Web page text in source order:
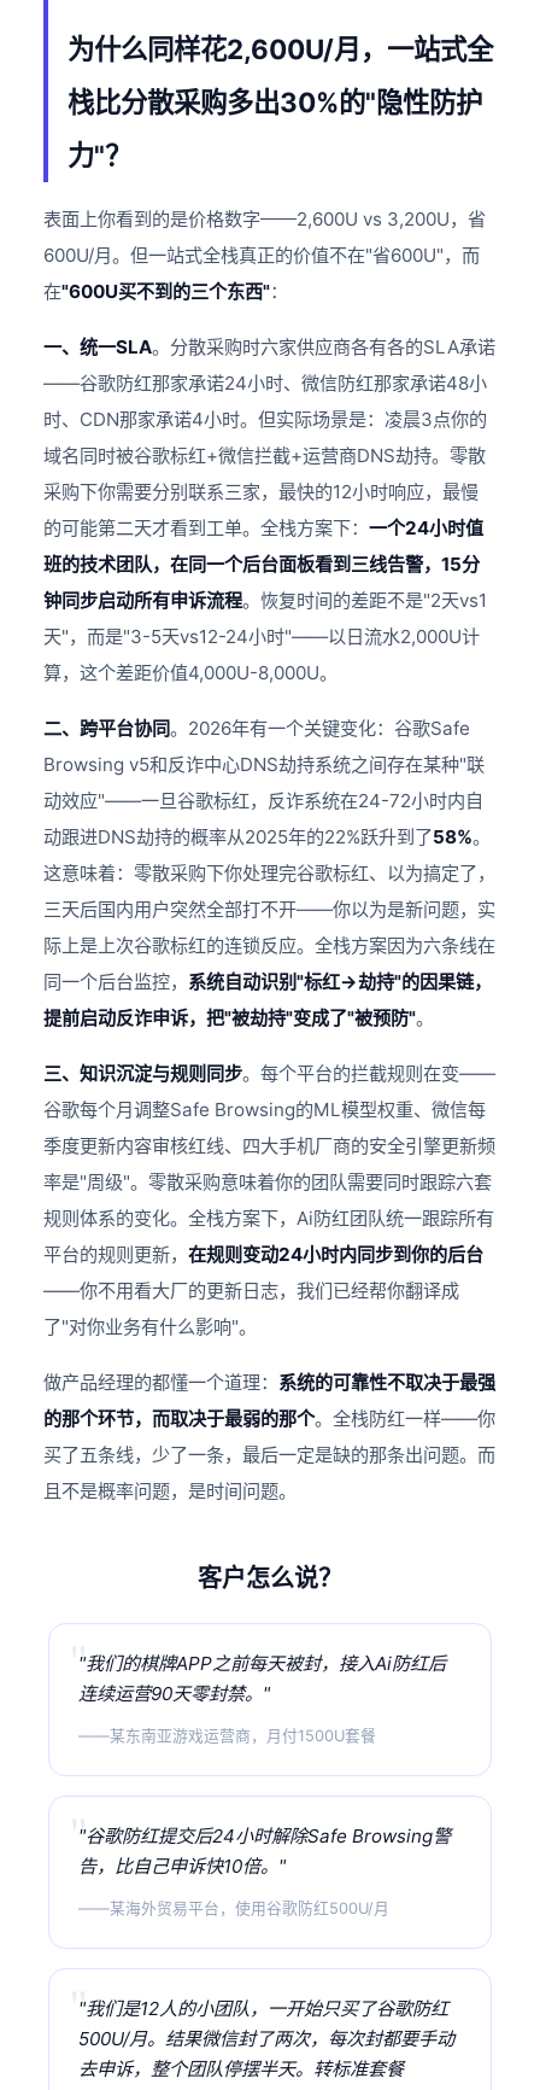
为什么同样花2,600U/月，一站式全
栈比分散采购多出30%的"隐性防护
力"？
表面上你看到的是价格数字——2,600U vs 3,200U，省
600U/月。但一站式全栈真正的价值不在"省600U"，而
在"600U买不到的三个东西"：
一、统一SLA。分散采购时六家供应商各有各的SLA承诺
——谷歌防红那家承诺24小时、微信防红那家承诺48小
时、CDN那家承诺4小时。但实际场景是：凌晨3点你的
域名同时被谷歌标红+微信拦截+运营商DNS劫持。零散
采购下你需要分别联系三家，最快的12小时响应，最慢
的可能第二天才看到工单。全栈方案下：一个24小时值
班的技术团队，在同一个后台面板看到三线告警，15分
钟同步启动所有申诉流程。恢复时间的差距不是"2天vs1
天"，而是"3-5天vs12-24小时"——以日流水2,000U计
算，这个差距价值4,000U-8,000U。
二、跨平台协同。2026年有一个关键变化：谷歌Safe
Browsing v5和反诈中心DNS劫持系统之间存在某种"联
动效应"——一旦谷歌标红，反诈系统在24-72小时内自
动跟进DNS劫持的概率从2025年的22%跃升到了58%。
这意味着：零散采购下你处理完谷歌标红、以为搞定了，
三天后国内用户突然全部打不开——你以为是新问题，实
际上是上次谷歌标红的连锁反应。全栈方案因为六条线在
同一个后台监控， 系统自动识别"标红→劫持"的因果链，
提前启动反诈申诉，把"被劫持"变成了"被预防"。
三、知识沉淀与规则同步。每个平台的拦截规则在变——
谷歌每个月调整Safe Browsing的ML模型权重、微信每
季度更新内容审核红线、四大手机厂商的安全引擎更新频
率是"周级"。零散采购意味着你的团队需要同时跟踪六套
规则体系的变化。全栈方案下，Ai防红团队统一跟踪所有
平台的规则更新，在规则变动24小时内同步到你的后台
——你不用看大厂的更新日志，我们已经帮你翻译成
了"对你业务有什么影响"。
做产品经理的都懂一个道理： 系统的可靠性不取决于最强
的那个环节，而取决于最弱的那个。全栈防红一样——你
买了五条线，少了一条，最后一定是缺的那条出问题。而
且不是概率问题，是时间问题。
客户怎么说？
"我们的棋牌APP之前每天被封，接入Ai防红后
连续运营90天零封禁。"
——某东南亚游戏运营商，月付1500U套餐
"谷歌防红提交后24小时解除Safe Browsing警
告，比自己申诉快10倍。"
——某海外贸易平台，使用谷歌防红500U/月
"我们是12人的小团队，一开始只买了谷歌防红
500U/月。结果微信封了两次，每次封都要手动
去申诉，整个团队停摆半天。转标准套餐